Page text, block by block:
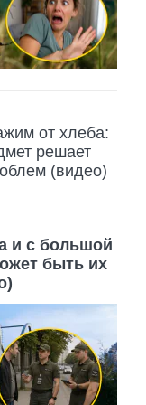
от хлеба:
решает
(видео)
и с большой
быть их